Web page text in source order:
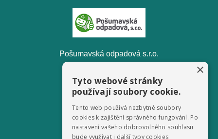
Pošumavská odpadová s.r.o.
Televize FILMpro
×
Tyto webové stránky
používají soubory cookie.
Tento web používá nezbytné soubory
cookies k zajištění správného fungování. Po
nastavení vašeho dobrovolného souhlasu
bude využívat i další typy cookies